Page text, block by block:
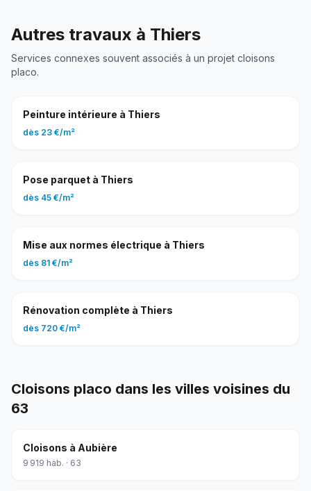
Autres travaux à Thiers
Services connexes souvent associés à un projet cloisons
placo.
Peinture intérieure à Thiers
dès 23 €/m²
Pose parquet à Thiers
dès 45 €/m²
Mise aux normes électrique à Thiers
dès 81 €/m²
Rénovation complète à Thiers
dès 720 €/m²
Cloisons placo dans les villes voisines du
63
Cloisons à Aubière
9 919 hab. · 63